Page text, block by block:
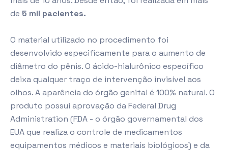
de 5 mil pacientes.
O material utilizado no procedimento foi
desenvolvido especificamente para o aumento de
diâmetro do pênis. O ácido-hialurônico específico
deixa qualquer traço de intervenção invisível aos
olhos. A aparência do órgão genital é 100% natural. O
produto possui aprovação da Federal Drug
Administration (FDA - o órgão governamental dos
EUA que realiza o controle de medicamentos
equipamentos médicos e materiais biológicos) e da